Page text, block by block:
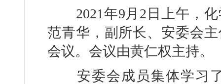
2021年9月 2 日上午，
范青华，副所长、安委会
会议。会议由黄仁权主持。
安委会成员集体学习